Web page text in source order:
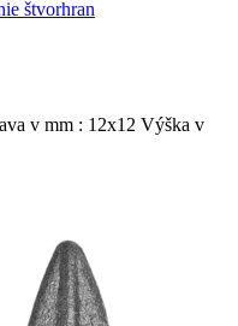
v mm : 12x12 Výška v